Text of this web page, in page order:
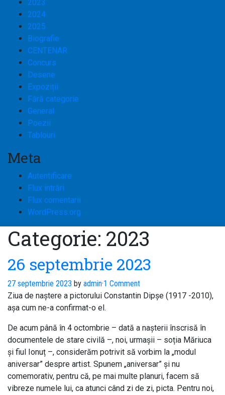
2023
2024
2025
Biografie
CENTENAR
Concurs
Desene
Expoziții
Fără categorie
General
Poezii
Tablouri
Meta
Autentificare
Flux intrări
Flux comentarii
WordPress.org
Categorie: 2023
26 septembrie 2023
27 septembrie 2023 by admin·1 Comment
Ziua de naștere a pictorului Constantin Dipșe (1917 -2010),
așa cum ne-a confirmat-o el.
De acum până în 4 octombrie – dată a nașterii înscrisă în
documentele de stare civilă –, noi, urmașii – soția Măriuca
și fiul Ionuț –, considerăm potrivit să vorbim la „modul
aniversar” despre artist. Spunem „aniversar” și nu
comemorativ, pentru că, pe mai multe planuri, facem să
vibreze numele lui, ca atunci când zi de zi, picta. Pentru noi,